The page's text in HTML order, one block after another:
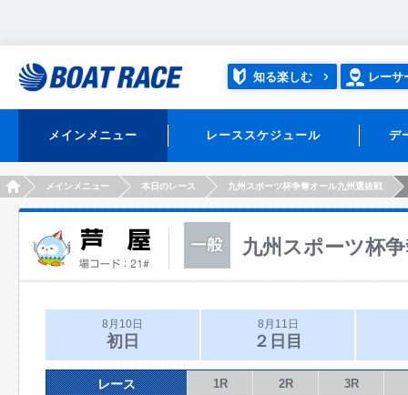
知る楽しむ レーサ
メインメニュー レーススケジュール デ
HOMEメインメニュー 本日のレース 九州スポーツ杯争奪オール九州選抜戦
九州スポーツ杯
8月10日
初日
8月11日
２日目
レース 1R 2R 3R